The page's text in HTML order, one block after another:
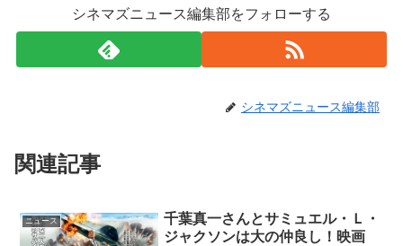
シネマズニュース編集部をフォローする
シネマズニュース編集部
関連記事
ニュース
千葉真一さんとサミュエル・Ｌ・
ジャクソンは大の仲良し！映画